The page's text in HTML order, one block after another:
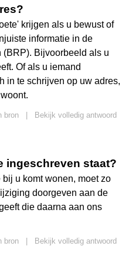
krijgen als u bewust of
informatie in de
(BRP). Bijvoorbeeld als u
Of als u iemand
in te schrijven op uw adres,
bron
Bekijk volledig antwoord
ingeschreven staat?
u komt wonen, moet zo
doorgeven aan de
die daarna aan ons
bron
Bekijk volledig antwoord